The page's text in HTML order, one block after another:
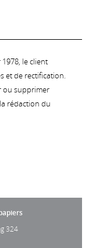
le client
et de rectification.
ou supprimer
rédaction du
324